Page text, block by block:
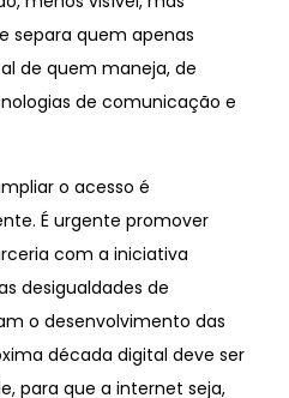
separa quem apenas
de quem maneja, de
de comunicação e
o acesso é
É urgente promover
com a iniciativa
desigualdades de
o desenvolvimento das
década digital deve ser
para que a internet seja,